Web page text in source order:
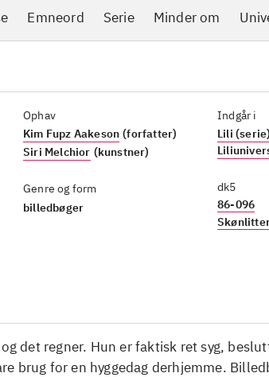
Emneord Serie Minder om
Ophav
Kim Fupz Aakeson (forfatter)
Siri Melchior (kunstner)
Genre og form
billedbøger
Indgår i
Lili (serie)
dk5
86-096
det regner. Hun er faktisk ret syg,
brug for en hyggedag derhjemme.